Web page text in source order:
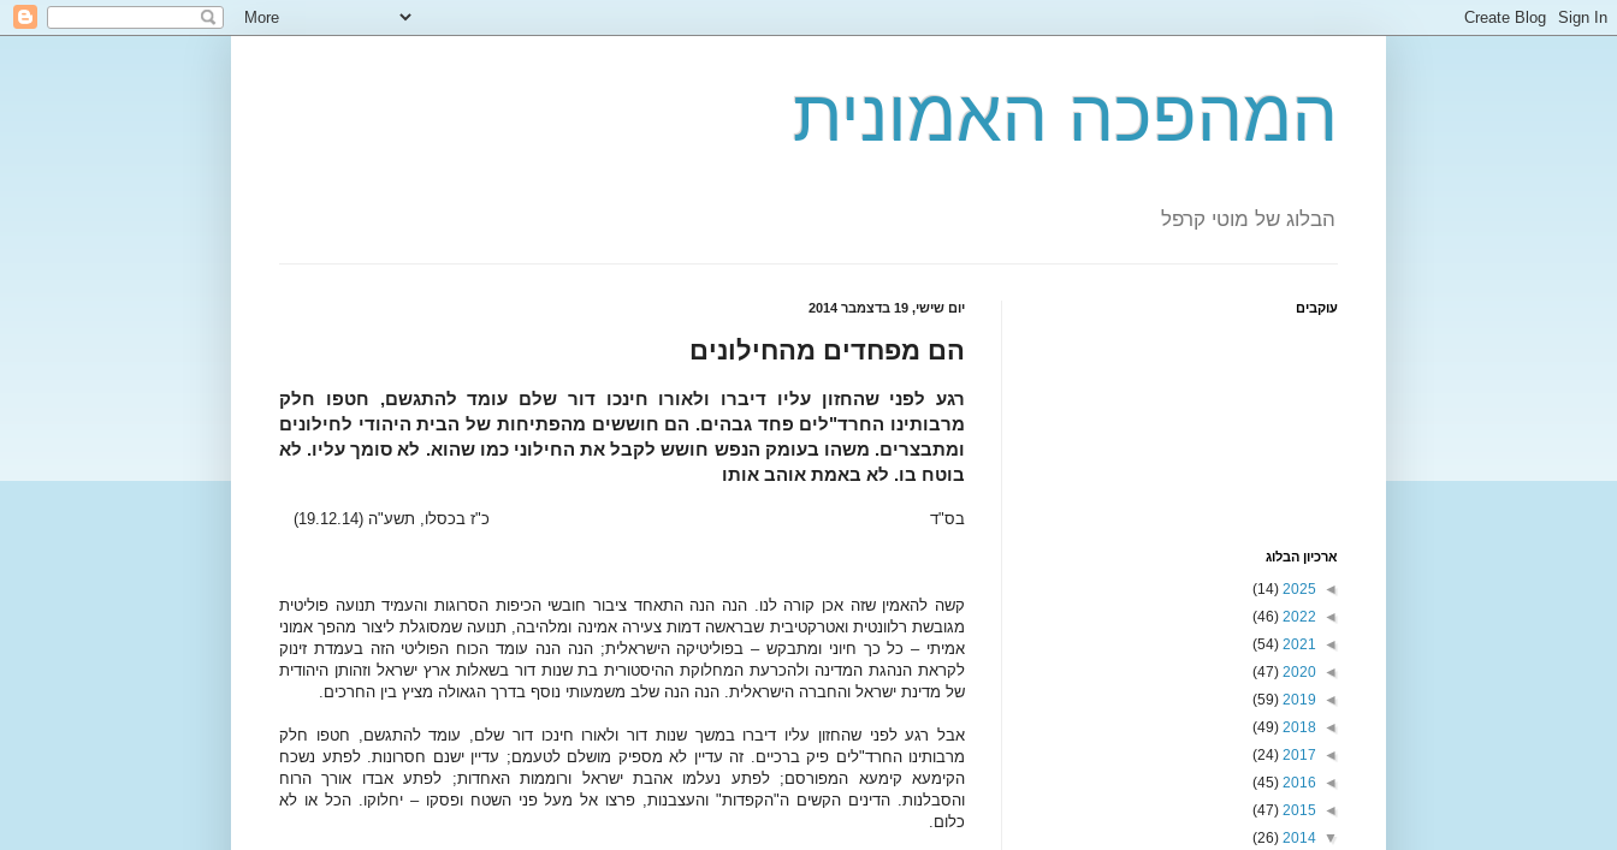
המהפכה האמונית
הבלוג של מוטי קרפל
יום שישי, 19 בדצמבר 2014
הם מפחדים מהחילונים
רגע לפני שהחזון עליו דיברו ולאורו חינכו דור שלם עומד להתגשם, חטפו חלק
מרבותינו החרד"לים פחד גבהים. הם חוששים מהפתיחות של הבית היהודי לחילונים
ומתבצרים. משהו בעומק הנפש חושש לקבל את החילוני כמו שהוא. לא סומך עליו. לא
בוטח בו. לא באמת אוהב אותו
בס"ד כ"ז בכסלו, תשע"ה (19.12.14)
קשה להאמין שזה אכן קורה לנו. הנה הנה התאחד ציבור חובשי הכיפות הסרוגות והעמיד תנועה פוליטית
מגובשת רלוונטית ואטרקטיבית שבראשה דמות צעירה אמינה ומלהיבה, תנועה שמסוגלת ליצור מהפך אמוני
אמיתי – כל כך חיוני ומתבקש – בפוליטיקה הישראלית; הנה הנה עומד הכוח הפוליטי הזה בעמדת זינוק
לקראת הנהגת המדינה ולהכרעת המחלוקת ההיסטורית בת שנות דור בשאלות ארץ ישראל וזהותן היהודית
של מדינת ישראל והחברה הישראלית. הנה הנה שלב משמעותי נוסף בדרך הגאולה מציץ בין החרכים.
אבל רגע לפני שהחזון עליו דיברו במשך שנות דור ולאורו חינכו דור שלם, עומד להתגשם, חטפו חלק
מרבותינו החרד"לים פיק ברכיים. זה עדיין לא מספיק מושלם לטעמם; עדיין ישנם חסרונות. לפתע נשכח
הקימעא קימעא המפורסם; לפתע נעלמו אהבת ישראל ורוממות האחדות; לפתע אבדו אורך הרוח
והסבלנות. הדינים הקשים ה"הקפדות" והעצבנות, פרצו אל מעל פני השטח ופסקו – יחלוקו. הכל או לא
כלום.
עוקבים
ארכיון הבלוג
◄
2025
(14)
◄
2022
(46)
◄
2021
(54)
◄
2020
(47)
◄
2019
(59)
◄
2018
(49)
◄
2017
(24)
◄
2016
(45)
◄
2015
(47)
▼
2014
(26)